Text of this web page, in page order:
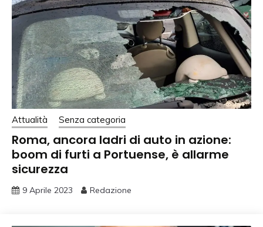
Attualità Senza categoria
Roma, ancora ladri di auto in azione:
boom di furti a Portuense, è allarme
sicurezza
9 Aprile 2023 Redazione